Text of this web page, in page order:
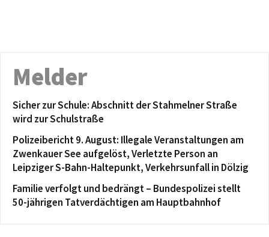
Melder
Sicher zur Schule: Abschnitt der Stahmelner Straße
wird zur Schulstraße
Polizeibericht 9. August: Illegale Veranstaltungen am
Zwenkauer See aufgelöst, Verletzte Person an
Leipziger S-Bahn-Haltepunkt, Verkehrsunfall in Dölzig
Familie verfolgt und bedrängt – Bundespolizei stellt
50-jährigen Tatverdächtigen am Hauptbahnhof